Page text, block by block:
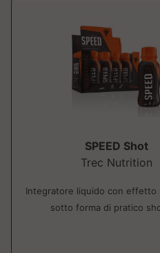
SPEED Shot
Trec Nutrition
Integratore liquido con effetto
sotto forma di pratico